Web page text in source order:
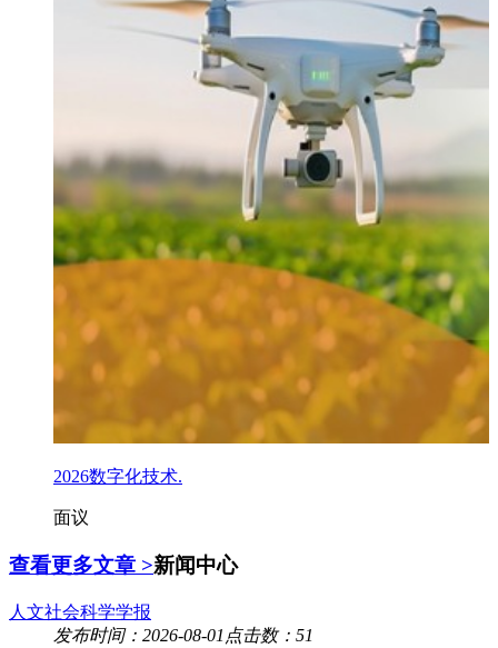
2026数字化技术.
面议
查看更多文章 >新闻中心
人文社会科学学报
发布时间：2026-08-01 点击数：51